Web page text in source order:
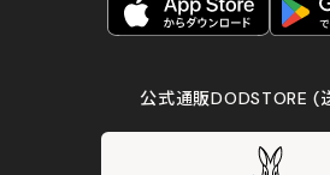
公式通販DODSTORE(